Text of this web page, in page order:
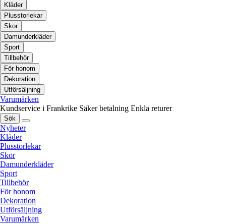
Kläder
Plusstorlekar
Skor
Damunderkläder
Sport
Tillbehör
För honom
Dekoration
Utförsäljning
Varumärken
Kundservice i Frankrike Säker betalning Enkla returer
Sök
Nyheter
Kläder
Plusstorlekar
Skor
Damunderkläder
Sport
Tillbehör
För honom
Dekoration
Utförsäljning
Varumärken